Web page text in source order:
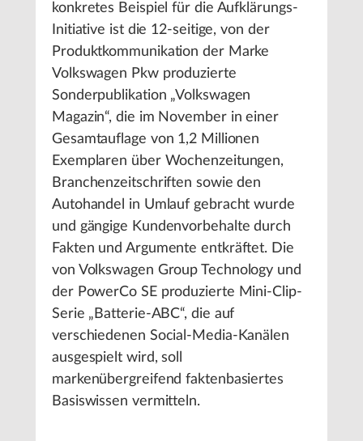
konkretes Beispiel für die Aufklärungs-
Initiative ist die 12-seitige, von der
Produktkommunikation der Marke
Volkswagen Pkw produzierte
Sonderpublikation „Volkswagen
Magazin“, die im November in einer
Gesamtauflage von 1,2 Millionen
Exemplaren über Wochenzeitungen,
Branchenzeitschriften sowie den
Autohandel in Umlauf gebracht wurde
und gängige Kundenvorbehalte durch
Fakten und Argumente entkräftet. Die
von Volkswagen Group Technology und
der PowerCo SE produzierte Mini-Clip-
Serie „Batterie-ABC“, die auf
verschiedenen Social-Media-Kanälen
ausgespielt wird, soll
markenübergreifend faktenbasiertes
Basiswissen vermitteln.